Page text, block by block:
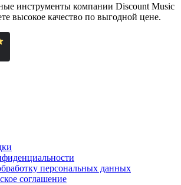
инструменты компании Discount Music
высокое качество по выгодной цене.
персональных данных
соглашение